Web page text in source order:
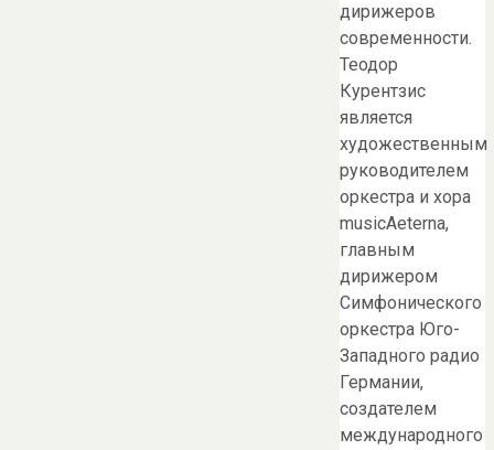
дирижеров
современности.
Теодор
Курентзис
является
художественным
руководителем
оркестра и хора
musicAeterna,
главным
дирижером
Симфонического
оркестра Юго-
Западного радио
Германии,
создателем
международного